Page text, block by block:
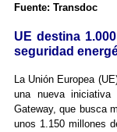
Fuente: Transdoc
UE destina
seguridad
La Unión Europea
una nueva iniciativa
Gateway, que busca
unos 1.150 millones